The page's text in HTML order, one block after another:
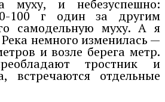
муху, и небезуспешно:
100 г один за другим
самодельную муху. А я
немного изменилась —
и возле берега метр.
тростник и
встречаются отдельные